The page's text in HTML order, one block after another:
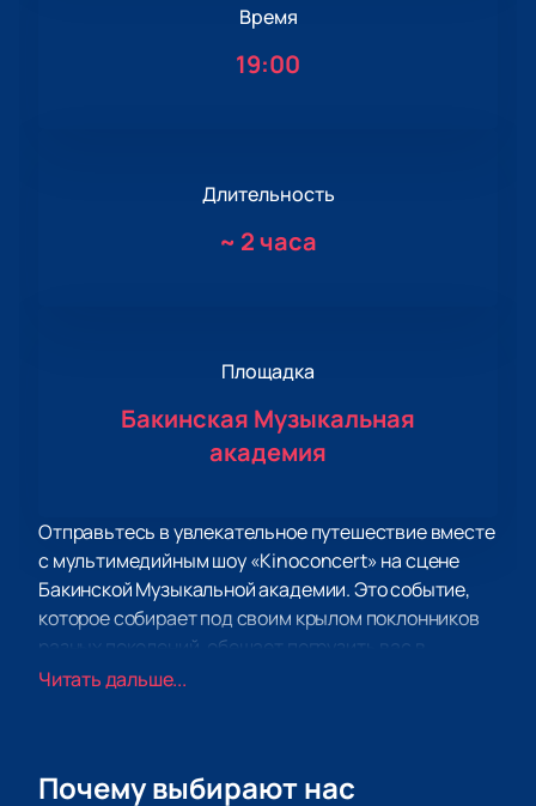
Время
19:00
Длительность
~ 2 часа
Площадка
Бакинская Музыкальная
академия
Отправьтесь в увлекательное путешествие вместе
с мультимедийным шоу «Kinoconcert» на сцене
Бакинской Музыкальной академии. Это событие,
которое собирает под своим крылом поклонников
разных поколений, обещает погрузить вас в
волнующую атмосферу легендарных кинокартин.
проникаетесь красотой и мощью этого уникального
Читать дальше...
Почему выбирают нас